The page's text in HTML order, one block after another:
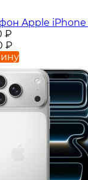
Apple iPhone
₽
₽